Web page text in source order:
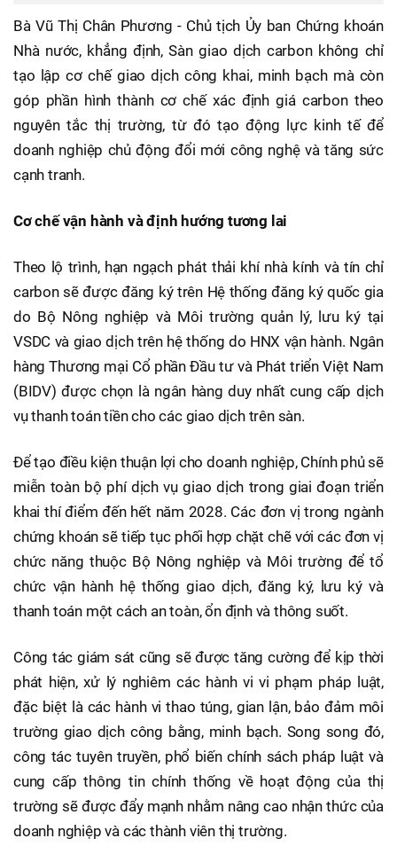
Bà Vũ Thị Chân Phương - Chủ tịch Ủy ban Chứng khoán
Nhà nước, khẳng định, Sàn giao dịch carbon không chỉ
tạo lập cơ chế giao dịch công khai, minh bạch mà còn
góp phần hình thành cơ chế xác định giá carbon theo
nguyên tắc thị trường, từ đó tạo động lực kinh tế để
doanh nghiệp chủ động đổi mới công nghệ và tăng sức
cạnh tranh.
Cơ chế vận hành và định hướng tương lai
Theo lộ trình, hạn ngạch phát thải khí nhà kính và tín chỉ
carbon sẽ được đăng ký trên Hệ thống đăng ký quốc gia
do Bộ Nông nghiệp và Môi trường quản lý, lưu ký tại
VSDC và giao dịch trên hệ thống do HNX vận hành. Ngân
hàng Thương mại Cổ phần Đầu tư và Phát triển Việt Nam
(BIDV) được chọn là ngân hàng duy nhất cung cấp dịch
vụ thanh toán tiền cho các giao dịch trên sàn.
Để tạo điều kiện thuận lợi cho doanh nghiệp, Chính phủ sẽ
miễn toàn bộ phí dịch vụ giao dịch trong giai đoạn triển
khai thí điểm đến hết năm 2028. Các đơn vị trong ngành
chứng khoán sẽ tiếp tục phối hợp chặt chẽ với các đơn vị
chức năng thuộc Bộ Nông nghiệp và Môi trường để tổ
chức vận hành hệ thống giao dịch, đăng ký, lưu ký và
thanh toán một cách an toàn, ổn định và thông suốt.
Công tác giám sát cũng sẽ được tăng cường để kịp thời
phát hiện, xử lý nghiêm các hành vi vi phạm pháp luật,
đặc biệt là các hành vi thao túng, gian lận, bảo đảm môi
trường giao dịch công bằng, minh bạch. Song song đó,
công tác tuyên truyền, phổ biến chính sách pháp luật và
cung cấp thông tin chính thống về hoạt động của thị
trường sẽ được đẩy mạnh nhằm nâng cao nhận thức của
doanh nghiệp và các thành viên thị trường.